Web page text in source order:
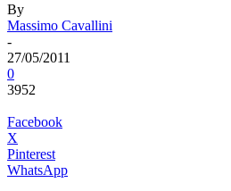
By
Massimo Cavallini
-
27/05/2011
0
3952
Facebook
X
Pinterest
WhatsApp